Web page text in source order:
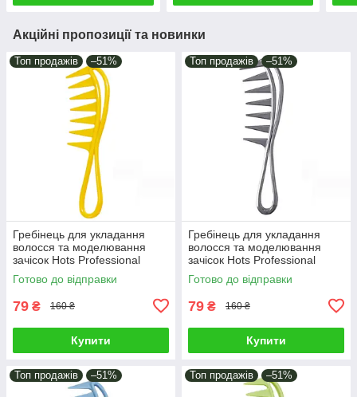
Акційні пропозиції та новинки
Топ продажів –51%
Гребінець для укладання
волосся та моделювання
зачісок Hots Professional
Akula Yellow (HP22456-YL)
Готово до відправки
79 ₴ 160 ₴
Купити
Топ продажів –51%
Гребінець для укладання
волосся та моделювання
зачісок Hots Professional
Akula Grey (HP22456-GR)
Готово до відправки
79 ₴ 160 ₴
Купити
Топ продажів –51% Топ продажів –51%